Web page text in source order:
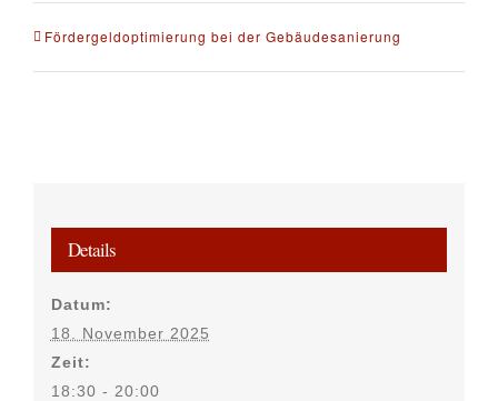
Fördergeldoptimierung bei der Gebäudesanierung
Details
Datum:
18. November 2025
Zeit:
18:30 - 20:00